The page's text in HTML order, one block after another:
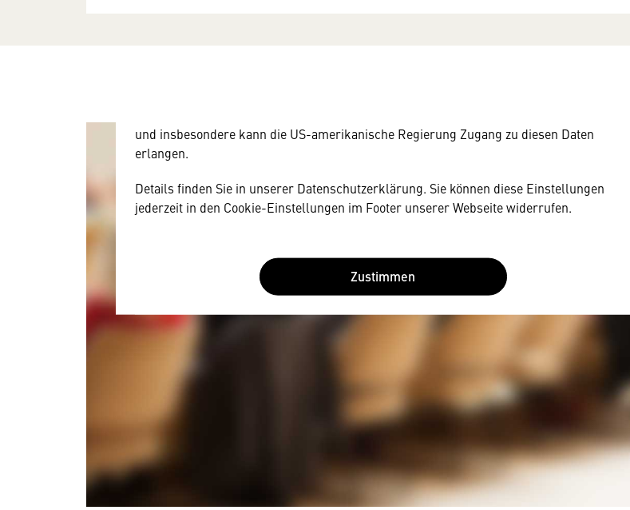
und insbesondere kann die US-amerikanische Regierung Zugang zu diesen Daten
erlangen.
Details finden Sie in unserer Datenschutzerklärung. Sie können diese Einstellungen
jederzeit in den Cookie-Einstellungen im Footer unserer Webseite widerrufen.
Zustimmen